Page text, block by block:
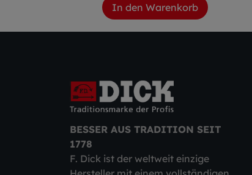
In den Warenkorb
BESSER AUS TRADITION SEIT
1778
F. Dick ist der weltweit einzige